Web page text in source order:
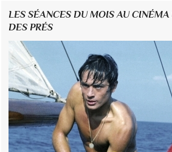
LES SÉANCES DU MOIS AU
DES PRÉS